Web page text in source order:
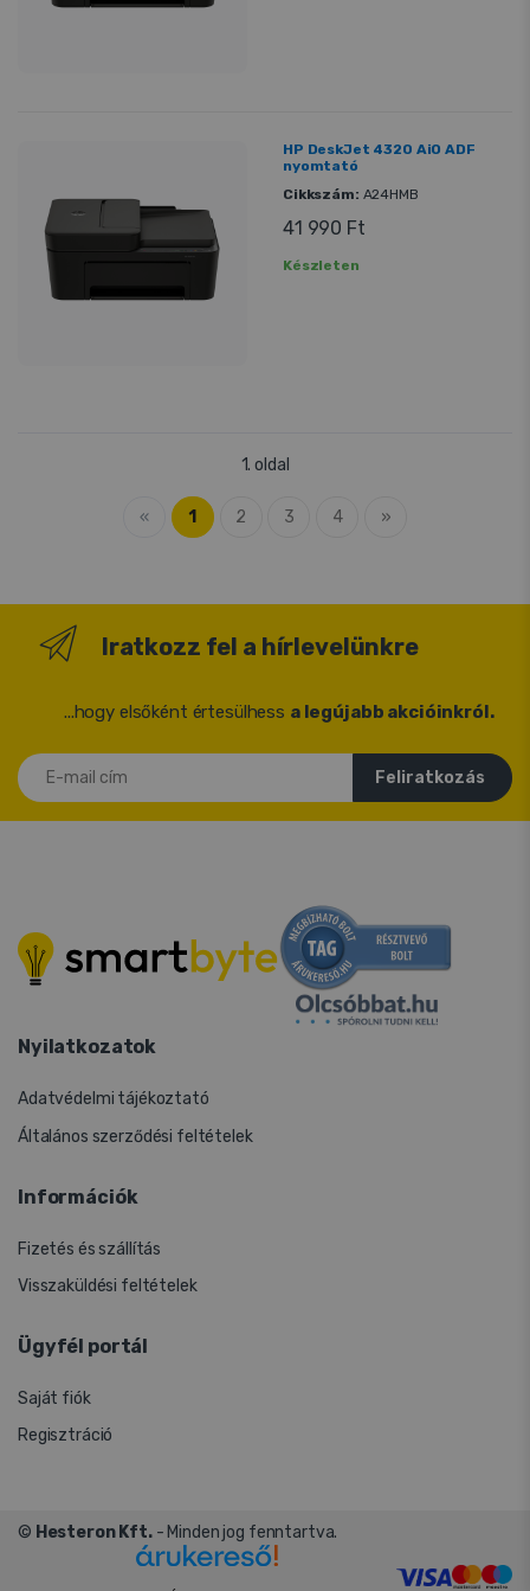
HP DeskJet 4320 AiO ADF
nyomtató
Cikkszám: A24HMB
41 990 Ft
Készleten
1. oldal
« 1 2 3 4 »
Iratkozz fel a hírlevelünkre
...hogy elsőként értesülhess a legújabb akcióinkról.
E-mail cím
Feliratkozás
Nyilatkozatok
Adatvédelmi tájékoztató
Általános szerződési feltételek
Információk
Fizetés és szállítás
Visszaküldési feltételek
Ügyfél portál
Saját fiók
Regisztráció
© Hesteron Kft.- Minden jog fenntartva.